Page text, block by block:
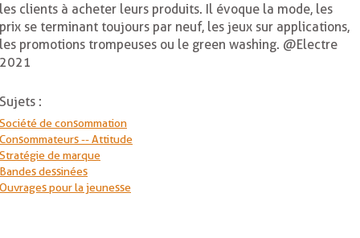
les clients à acheter leurs produits. Il évoque la mode, les
prix se terminant toujours par neuf, les jeux sur applications,
les promotions trompeuses ou le green washing. @Electre
2021
Sujets :
Société de consommation
Consommateurs -- Attitude
Stratégie de marque
Bandes dessinées
Ouvrages pour la jeunesse